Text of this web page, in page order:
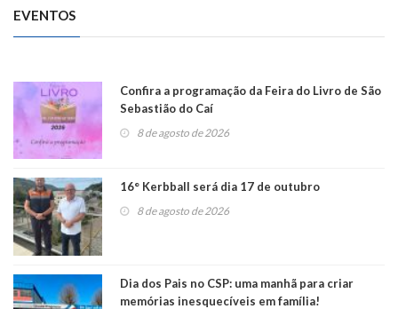
EVENTOS
Confira a programação da Feira do Livro de São
Sebastião do Caí
8 de agosto de 2026
16° Kerbball será dia 17 de outubro
8 de agosto de 2026
Dia dos Pais no CSP: uma manhã para criar
memórias inesquecíveis em família!